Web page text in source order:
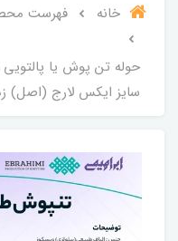
خانه فهرست
حوله تن پوش یا
سایز ایکس لارج (اصل)